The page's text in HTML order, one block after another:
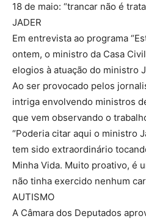
18 de maio: “trancar não é
JADER
Em entrevista ao programa
ontem, o ministro da Casa
elogios à atuação do ministro
Ao ser provocado pelos
intriga envolvendo ministros
que vem observando o
“Poderia citar aqui o ministro
tem sido extraordinário
Minha Vida. Muito proativo, é
não tinha exercido nenhum
AUTISMO
A Câmara dos Deputados